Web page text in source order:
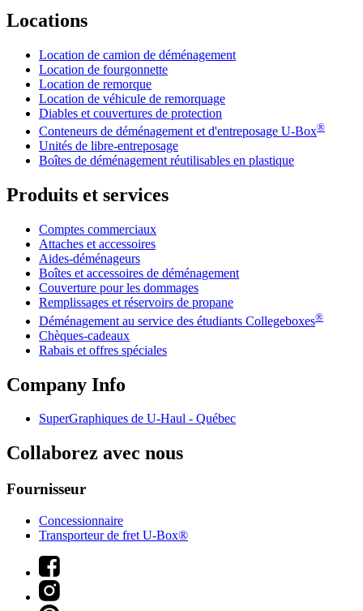
Locations
Location de camion de déménagement
Location de fourgonnette
Location de remorque
Location de véhicule de remorquage
Diables et couvertures de protection
Conteneurs de déménagement et d'entreposage U-Box®
Unités de libre-entreposage
Boîtes de déménagement réutilisables en plastique
Produits et services
Comptes commerciaux
Attaches et accessoires
Aides-déménageurs
Boîtes et accessoires de déménagement
Couverture pour les dommages
Remplissages et réservoirs de propane
Déménagement au service des étudiants Collegeboxes®
Chèques-cadeaux
Rabais et offres spéciales
Company Info
SuperGraphiques de U-Haul - Québec
Collaborez avec nous
Fournisseur
Concessionnaire
Transporteur de fret U-Box®